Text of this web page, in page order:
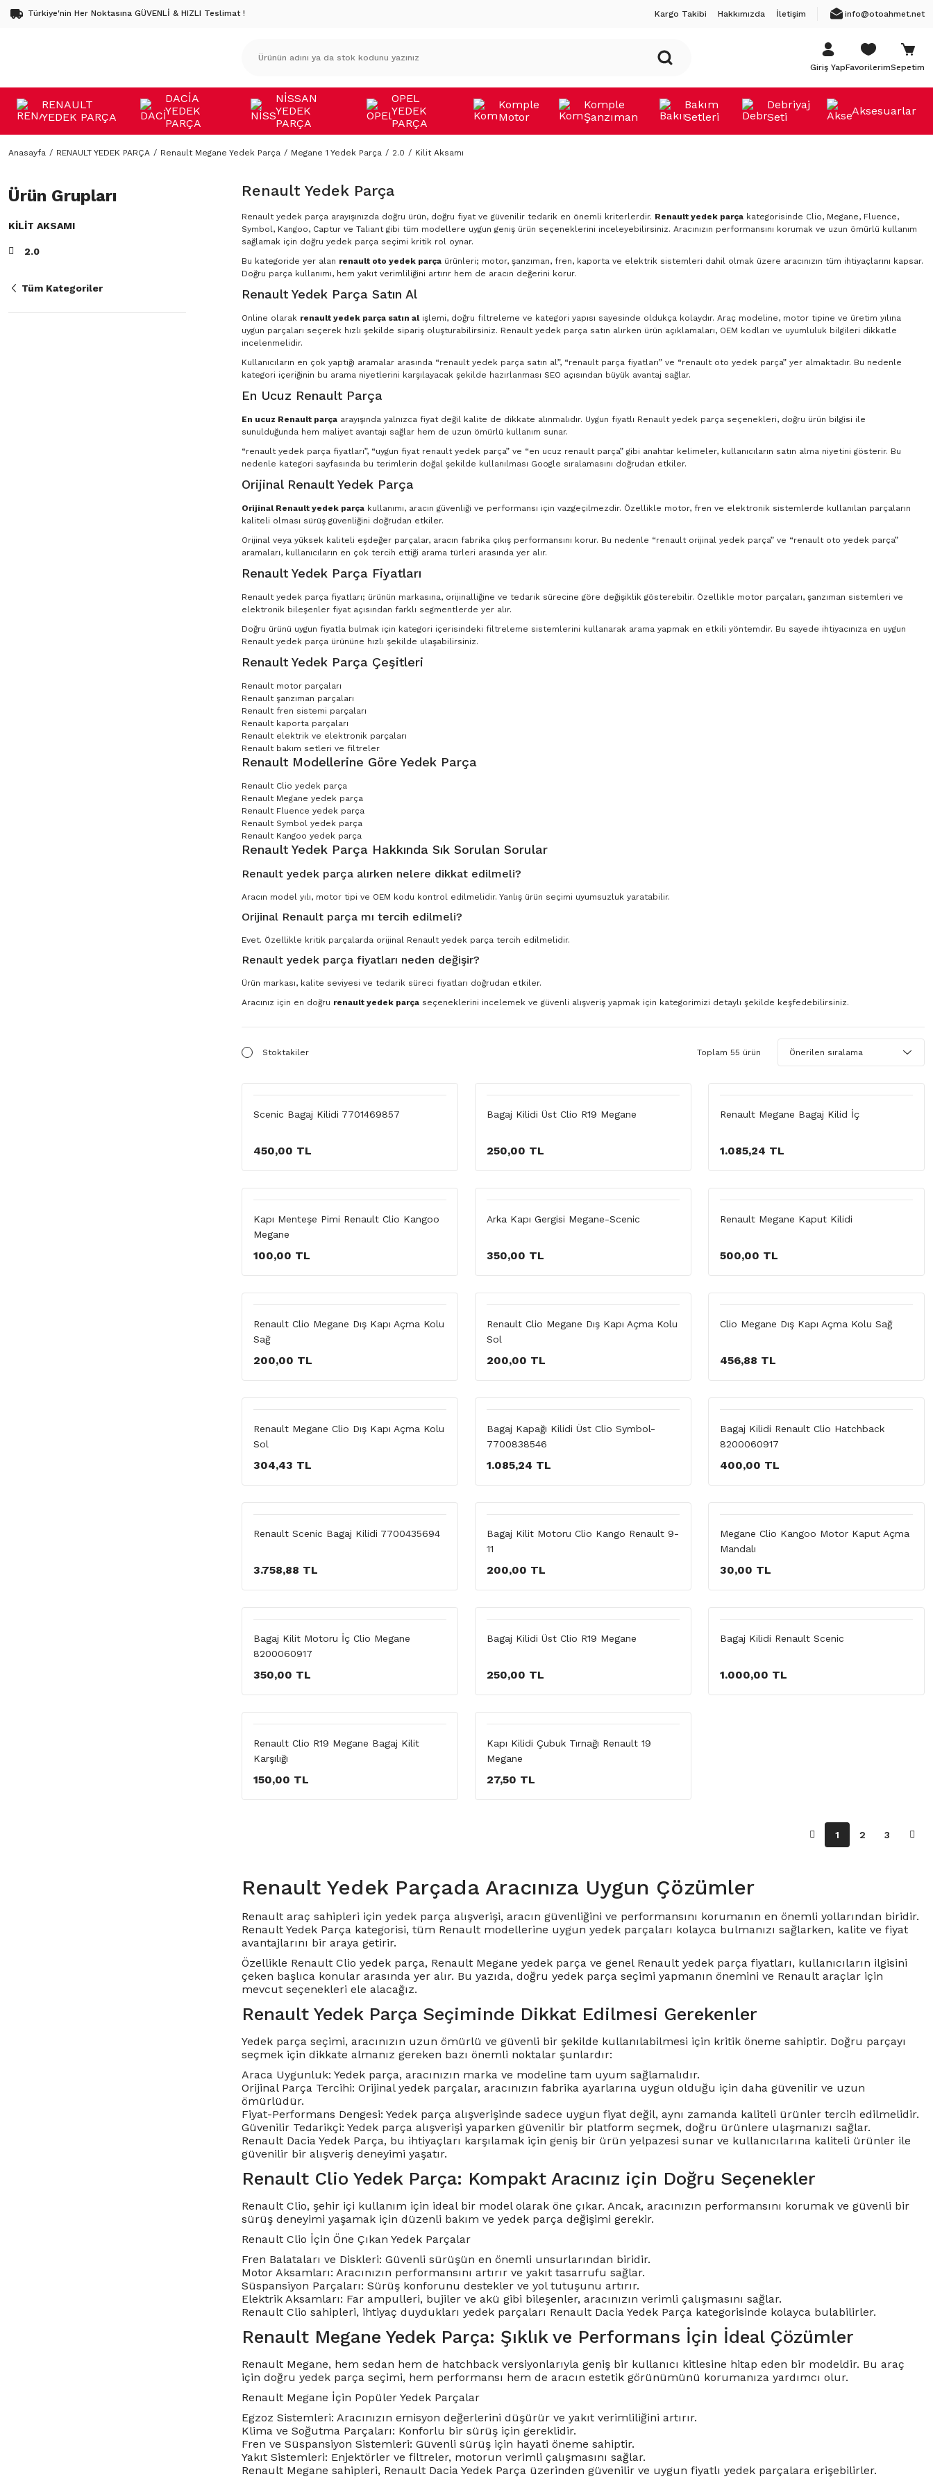
Türkiye'nin Her Noktasına GÜVENLİ & HIZLI Teslimat ! Kargo Takibi Hakkımızda İletişim info@otoahmet.net
Giriş YapFavorilerimSepetim
RENAULT
YEDEK PARÇA
DACİA
YEDEK
PARÇA
NİSSAN
YEDEK
PARÇA
OPEL
YEDEK
PARÇA
Komple
Motor
Komple
Şanzıman
Bakım
Setleri
Debriyaj
Seti
Aksesuarlar
Anasayfa RENAULT YEDEK PARÇA Renault Megane Yedek Parça Megane 1 Yedek Parça 2.0 Kilit Aksamı
Ürün Grupları
KILIT AKSAMI
2.0
Tüm Kategoriler
Renault Yedek Parça
Renault yedek parça arayışınızda doğru ürün, doğru fiyat ve güvenilir tedarik en önemli kriterlerdir. Renault yedek parça kategorisinde Clio, Megane, Fluence,
Symbol, Kangoo, Captur ve Taliant gibi tüm modellere uygun geniş ürün seçeneklerini inceleyebilirsiniz. Aracınızın performansını korumak ve uzun ömürlü kullanım
sağlamak için doğru yedek parça seçimi kritik rol oynar.
Bu kategoride yer alan renault oto yedek parça ürünleri; motor, şanzıman, fren, kaporta ve elektrik sistemleri dahil olmak üzere aracınızın tüm ihtiyaçlarını kapsar.
Doğru parça kullanımı, hem yakıt verimliliğini artırır hem de aracın değerini korur.
Renault Yedek Parça Satın Al
Online olarak renault yedek parça satın al işlemi, doğru filtreleme ve kategori yapısı sayesinde oldukça kolaydır. Araç modeline, motor tipine ve üretim yılına
uygun parçaları seçerek hızlı şekilde sipariş oluşturabilirsiniz. Renault yedek parça satın alırken ürün açıklamaları, OEM kodları ve uyumluluk bilgileri dikkatle
incelenmelidir.
Kullanıcıların en çok yaptığı aramalar arasında “renault yedek parça satın al”, “renault parça fiyatları” ve “renault oto yedek parça” yer almaktadır. Bu nedenle
kategori içeriğinin bu arama niyetlerini karşılayacak şekilde hazırlanması SEO açısından büyük avantaj sağlar.
En Ucuz Renault Parça
En ucuz Renault parça arayışında yalnızca fiyat değil kalite de dikkate alınmalıdır. Uygun fiyatlı Renault yedek parça seçenekleri, doğru ürün bilgisi ile
sunulduğunda hem maliyet avantajı sağlar hem de uzun ömürlü kullanım sunar.
“renault yedek parça fiyatları”, “uygun fiyat renault yedek parça” ve “en ucuz renault parça” gibi anahtar kelimeler, kullanıcıların satın alma niyetini gösterir. Bu
nedenle kategori sayfasında bu terimlerin doğal şekilde kullanılması Google sıralamasını doğrudan etkiler.
Orijinal Renault Yedek Parça
Orijinal Renault yedek parça kullanımı, aracın güvenliği ve performansı için vazgeçilmezdir. Özellikle motor, fren ve elektronik sistemlerde kullanılan parçaların
kaliteli olması sürüş güvenliğini doğrudan etkiler.
Orijinal veya yüksek kaliteli eşdeğer parçalar, aracın fabrika çıkış performansını korur. Bu nedenle “renault orijinal yedek parça” ve “renault oto yedek parça”
aramaları, kullanıcıların en çok tercih ettiği arama türleri arasında yer alır.
Renault Yedek Parça Fiyatları
Renault yedek parça fiyatları; ürünün markasına, orijinalliğine ve tedarik sürecine göre değişiklik gösterebilir. Özellikle motor parçaları, şanzıman sistemleri ve
elektronik bileşenler fiyat açısından farklı segmentlerde yer alır.
Doğru ürünü uygun fiyatla bulmak için kategori içerisindeki filtreleme sistemlerini kullanarak arama yapmak en etkili yöntemdir. Bu sayede ihtiyacınıza en uygun
Renault yedek parça ürününe hızlı şekilde ulaşabilirsiniz.
Renault Yedek Parça Çeşitleri
Renault motor parçaları
Renault şanzıman parçaları
Renault fren sistemi parçaları
Renault kaporta parçaları
Renault elektrik ve elektronik parçaları
Renault bakım setleri ve filtreler
Renault Modellerine Göre Yedek Parça
Renault Clio yedek parça
Renault Megane yedek parça
Renault Fluence yedek parça
Renault Symbol yedek parça
Renault Kangoo yedek parça
Renault Yedek Parça Hakkında Sık Sorulan Sorular
Renault yedek parça alırken nelere dikkat edilmeli?
Aracın model yılı, motor tipi ve OEM kodu kontrol edilmelidir. Yanlış ürün seçimi uyumsuzluk yaratabilir.
Orijinal Renault parça mı tercih edilmeli?
Evet. Özellikle kritik parçalarda orijinal Renault yedek parça tercih edilmelidir.
Renault yedek parça fiyatları neden değişir?
Ürün markası, kalite seviyesi ve tedarik süreci fiyatları doğrudan etkiler.
Aracınız için en doğru renault yedek parça seçeneklerini incelemek ve güvenli alışveriş yapmak için kategorimizi detaylı şekilde keşfedebilirsiniz.
Stoktakiler Toplam 55 ürün
Scenic Bagaj Kilidi 7701469857
450,00 TL
Bagaj Kilidi Üst Clio R19 Megane
250,00 TL
Renault Megane Bagaj Kilid İç
1.085,24 TL
Kapı Menteşe Pimi Renault Clio Kangoo
Megane
100,00 TL
Arka Kapı Gergisi Megane-Scenic
350,00 TL
Renault Megane Kaput Kilidi
500,00 TL
Renault Clio Megane Dış Kapı Açma Kolu
Sağ
200,00 TL
Renault Clio Megane Dış Kapı Açma Kolu
Sol
200,00 TL
Clio Megane Dış Kapı Açma Kolu Sağ
456,88 TL
Renault Megane Clio Dış Kapı Açma Kolu
Sol
304,43 TL
Bagaj Kapağı Kilidi Üst Clio Symbol-
7700838546
1.085,24 TL
Bagaj Kilidi Renault Clio Hatchback
8200060917
400,00 TL
Renault Scenic Bagaj Kilidi 7700435694
3.758,88 TL
Bagaj Kilit Motoru Clio Kango Renault 9-
11
200,00 TL
Megane Clio Kangoo Motor Kaput Açma
Mandalı
30,00 TL
Bagaj Kilit Motoru İç Clio Megane
8200060917
350,00 TL
Bagaj Kilidi Üst Clio R19 Megane
250,00 TL
Bagaj Kilidi Renault Scenic
1.000,00 TL
Renault Clio R19 Megane Bagaj Kilit
Karşılığı
150,00 TL
Kapı Kilidi Çubuk Tırnağı Renault 19
Megane
27,50 TL
1 2 3
Renault Yedek Parçada Aracınıza Uygun Çözümler
Renault araç sahipleri için yedek parça alışverişi, aracın güvenliğini ve performansını korumanın en önemli yollarından biridir.
Renault Yedek Parça kategorisi, tüm Renault modellerine uygun yedek parçaları kolayca bulmanızı sağlarken, kalite ve fiyat
avantajlarını bir araya getirir.
Özellikle Renault Clio yedek parça, Renault Megane yedek parça ve genel Renault yedek parça fiyatları, kullanıcıların ilgisini
çeken başlıca konular arasında yer alır. Bu yazıda, doğru yedek parça seçimi yapmanın önemini ve Renault araçlar için
mevcut seçenekleri ele alacağız.
Renault Yedek Parça Seçiminde Dikkat Edilmesi Gerekenler
Yedek parça seçimi, aracınızın uzun ömürlü ve güvenli bir şekilde kullanılabilmesi için kritik öneme sahiptir. Doğru parçayı
seçmek için dikkate almanız gereken bazı önemli noktalar şunlardır:
Araca Uygunluk: Yedek parça, aracınızın marka ve modeline tam uyum sağlamalıdır.
Orijinal Parça Tercihi: Orijinal yedek parçalar, aracınızın fabrika ayarlarına uygun olduğu için daha güvenilir ve uzun
ömürlüdür.
Fiyat-Performans Dengesi: Yedek parça alışverişinde sadece uygun fiyat değil, aynı zamanda kaliteli ürünler tercih edilmelidir.
Güvenilir Tedarikçi: Yedek parça alışverişi yaparken güvenilir bir platform seçmek, doğru ürünlere ulaşmanızı sağlar.
Renault Dacia Yedek Parça, bu ihtiyaçları karşılamak için geniş bir ürün yelpazesi sunar ve kullanıcılarına kaliteli ürünler ile
güvenilir bir alışveriş deneyimi yaşatır.
Renault Clio Yedek Parça: Kompakt Aracınız için Doğru Seçenekler
Renault Clio, şehir içi kullanım için ideal bir model olarak öne çıkar. Ancak, aracınızın performansını korumak ve güvenli bir
sürüş deneyimi yaşamak için düzenli bakım ve yedek parça değişimi gerekir.
Renault Clio İçin Öne Çıkan Yedek Parçalar
Fren Balataları ve Diskleri: Güvenli sürüşün en önemli unsurlarından biridir.
Motor Aksamları: Aracınızın performansını artırır ve yakıt tasarrufu sağlar.
Süspansiyon Parçaları: Sürüş konforunu destekler ve yol tutuşunu artırır.
Elektrik Aksamları: Far ampulleri, bujiler ve akü gibi bileşenler, aracınızın verimli çalışmasını sağlar.
Renault Clio sahipleri, ihtiyaç duydukları yedek parçaları Renault Dacia Yedek Parça kategorisinde kolayca bulabilirler.
Renault Megane Yedek Parça: Şıklık ve Performans İçin İdeal Çözümler
Renault Megane, hem sedan hem de hatchback versiyonlarıyla geniş bir kullanıcı kitlesine hitap eden bir modeldir. Bu araç
için doğru yedek parça seçimi, hem performansı hem de aracın estetik görünümünü korumanıza yardımcı olur.
Renault Megane İçin Popüler Yedek Parçalar
Egzoz Sistemleri: Aracınızın emisyon değerlerini düşürür ve yakıt verimliliğini artırır.
Klima ve Soğutma Parçaları: Konforlu bir sürüş için gereklidir.
Fren ve Süspansiyon Sistemleri: Güvenli sürüş için hayati öneme sahiptir.
Yakıt Sistemleri: Enjektörler ve filtreler, motorun verimli çalışmasını sağlar.
Renault Megane sahipleri, Renault Dacia Yedek Parça üzerinden güvenilir ve uygun fiyatlı yedek parçalara erişebilirler.